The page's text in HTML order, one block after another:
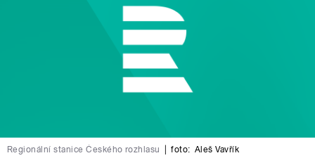
Regionální stanice Českého rozhlasu foto: Aleš Vavřík